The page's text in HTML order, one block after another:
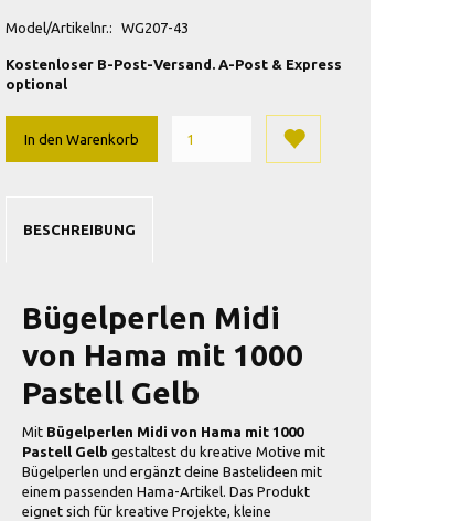
Model/Artikelnr.: WG207-43
Kostenloser B-Post-Versand. A-Post & Express
optional
In den Warenkorb
BESCHREIBUNG
Bügelperlen Midi
von Hama mit 1000
Pastell Gelb
Mit Bügelperlen Midi von Hama mit 1000
Pastell Gelb gestaltest du kreative Motive mit
Bügelperlen und ergänzt deine Bastelideen mit
einem passenden Hama-Artikel. Das Produkt
eignet sich für kreative Projekte, kleine